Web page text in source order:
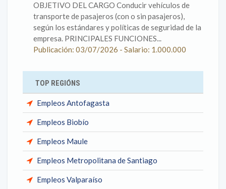
OBJETIVO DEL CARGO Conducir vehículos de
transporte de pasajeros (con o sin pasajeros),
según los estándares y políticas de seguridad de la
empresa. PRINCIPALES FUNCIONES...
Publicación: 03/07/2026 - Salario: 1.000.000
TOP REGIÓNS
Empleos Antofagasta
Empleos Biobío
Empleos Maule
Empleos Metropolitana de Santiago
Empleos Valparaíso